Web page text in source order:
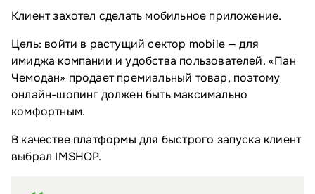
Клиент захотел сделать мобильное приложение.
Цель: войти в растущий сектор mobile — для
имиджа компании и удобства пользователей. «Пан
Чемодан» продает премиальный товар, поэтому
онлайн-шопинг должен быть максимально
комфортным.
В качестве платформы для быстрого запуска клиент
выбрал IMSHOP.